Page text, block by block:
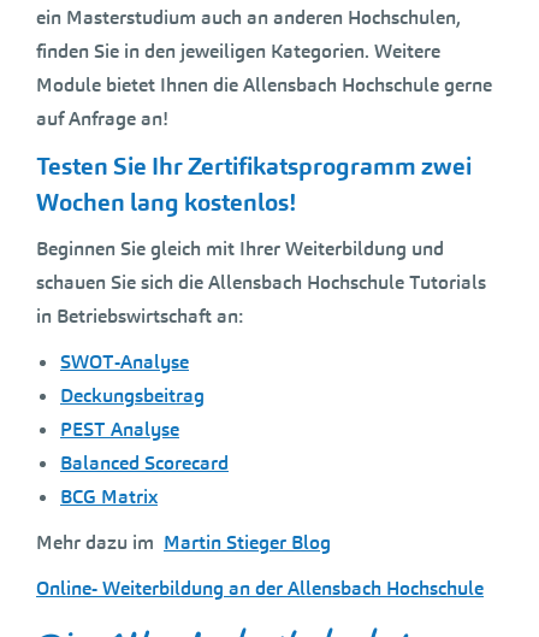
ein Masterstudium auch an anderen Hochschulen,
finden Sie in den jeweiligen Kategorien. Weitere
Module bietet Ihnen die Allensbach Hochschule gerne
auf Anfrage an!
Testen Sie Ihr Zertifikatsprogramm zwei
Wochen lang kostenlos!
Beginnen Sie gleich mit Ihrer Weiterbildung und
schauen Sie sich die Allensbach Hochschule Tutorials
in Betriebswirtschaft an:
SWOT-Analyse
Deckungsbeitrag
PEST Analyse
Balanced Scorecard
BCG Matrix
Mehr dazu im Martin Stieger Blog
Online- Weiterbildung an der Allensbach Hochschule